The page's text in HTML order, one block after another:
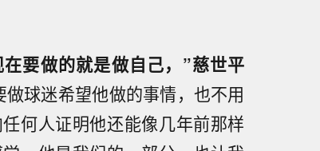
要做的就是做自己，”慈世平
做球迷希望他做的事情，也不用
何人证明他还能像几年前那样